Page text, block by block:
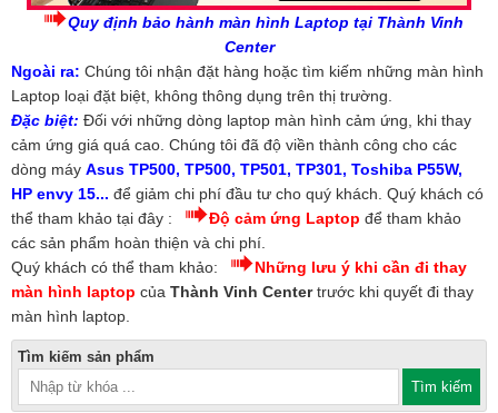
Quy định bảo hành màn hình Laptop tại Thành Vinh
Center
Ngoài ra: Chúng tôi nhận đặt hàng hoặc tìm kiếm những màn hình
Laptop loại đặt biệt, không thông dụng trên thị trường.
Đặc biệt: Đối với những dòng laptop màn hình cảm ứng, khi thay
cảm ứng giá quá cao. Chúng tôi đã độ viền thành công cho các
dòng máy Asus TP500, TP500, TP501, TP301, Toshiba P55W,
HP envy 15... để giảm chi phí đầu tư cho quý khách. Quý khách có
thể tham khảo tại đây :
Độ cảm ứng Laptop để tham khảo
các sản phẩm hoàn thiện và chi phí.
Quý khách có thể tham khảo:
Những lưu ý khi cần đi thay
màn hình laptop của Thành Vinh Centertrước khi quyết đi thay
màn hình laptop.
Tìm kiếm sản phẩm